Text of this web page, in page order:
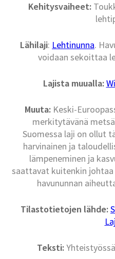
Kehitysvaiheet:
Lähilaji: Lehtinunna.
voidaan sekoittaa
Lajista muualla:
Muuta:Keski-
merkitytävänä
Suomessa laji on ollut
harvinainen ja
lämpeneminen ja
saattavat kuitenkin johtaa
havununnan
Tilastotietojen lähde:
Teksti: